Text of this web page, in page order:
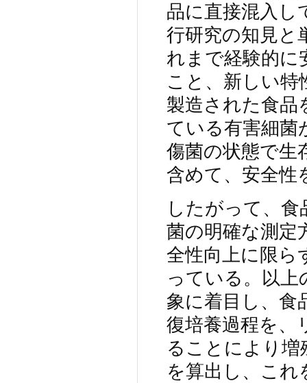
品に直接混入し
行研究の知見と
れまで経験的に
こと、新しい
製造された食品
ている有害細菌
傷菌の状態で生
含めて、安全性
したがって、
菌の明確な測定
全性向上に限ら
っている。以上
象に着目し、食
復培養過程を、
ることにより増
を算出し、これ